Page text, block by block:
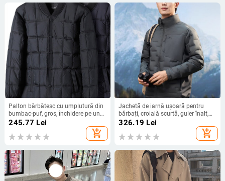
Palton bărbătesc cu umplutură din
bumbac-puf, gros, închidere pe un
rând, fără glugă, exterior poliester,
căptușeală 70% bumbac, buzunare
cu fermoar, tiv drept, căldură de
245.77 Lei
add_shopping_cart
Jachetă de iarnă ușoară pentru
bărbați, croială scurtă, guler înalt,
umplutură din puf de rață alb, Fill
Power 550, conținut puf 91–95%
326.19 Lei
add_shopping_cart